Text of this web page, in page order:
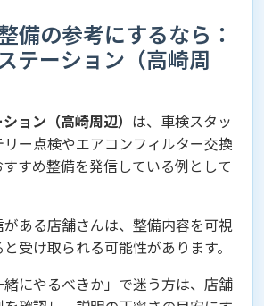
備の参考にするなら：
テーション（高崎周
ョン（高崎周辺） は、車検スタッ
ー点検やエアコンフィルター交換
すめ整備を発信している例として
がある店舗さんは、整備内容を可視
受け取られる可能性があります。
にやるべきか」で迷う方は、店舗